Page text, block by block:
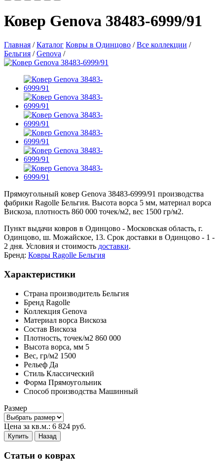
Ковер Genova 38483-6999/91
Главная / Каталог Ковры в Одинцово / Все коллекции /
Бельгия / Genova /
Прямоугольный ковер Genova 38483-6999/91 производства
фабрики Ragolle Бельгия. Высота ворса 5 мм, материал ворса
Вискоза, плотность 860 000 точек/м2, вес 1500 гр/м2.
Пункт выдачи ковров в Одинцово - Московская область, г.
Одинцово, ш. Можайское, 13. Срок доставки в Одинцово - 1 -
2 дня. Условия и стоимость доставки.
Бренд: Ковры Ragolle Бельгия
Характеристики
Страна производитель Бельгия
Бренд Ragolle
Коллекция Genova
Материал ворса Вискоза
Состав Вискоза
Плотность, точек/м2 860 000
Высота ворса, мм 5
Вес, гр/м2 1500
Рельеф Да
Стиль Классический
Форма Прямоугольник
Способ производства Машинный
Размер
Цена за кв.м.: 6 824 руб.
Купить Назад
Статьи о коврах